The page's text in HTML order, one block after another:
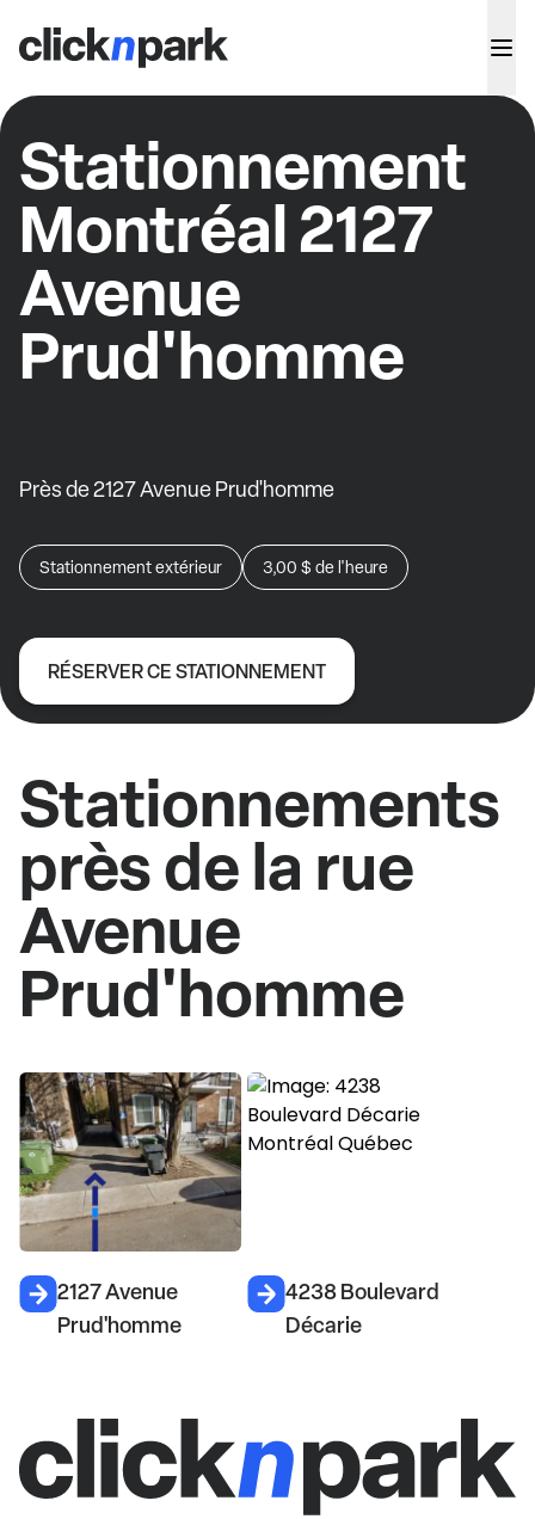
Stationnement
Montréal 2127
Avenue
Prud'homme
Près de 2127 Avenue Prud'homme
Stationnement extérieur 3,00 $ de l'heure
RÉSERVER CE STATIONNEMENT
Stationnements
près de la rue
Avenue
Prud'homme
2127 Avenue
Prud'homme
4238 Boulevard
Décarie